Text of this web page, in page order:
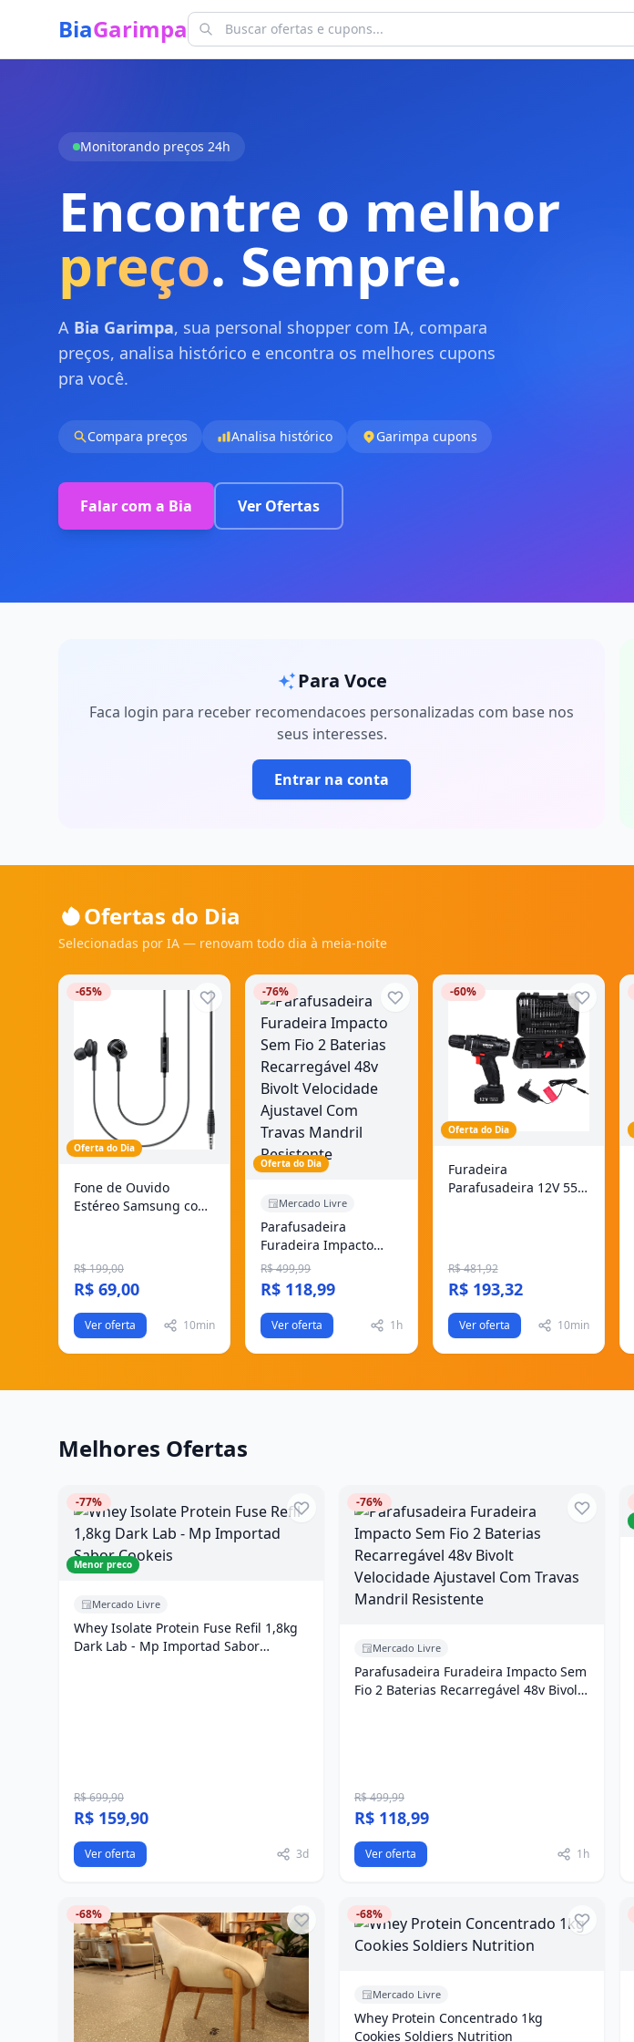
BiaGarimpa
Monitorando preços 24h
Encontre o melhor
preço. Sempre.
A Bia Garimpa, sua personal shopper com IA, compara
preços, analisa histórico e encontra os melhores cupons
pra você.
Compara preços Analisa histórico Garimpa cupons
Falar com a Bia Ver Ofertas
Para Voce
Faca login para receber recomendacoes personalizadas com base nos
seus interesses.
Entrar na conta
Ofertas do Dia
Selecionadas por IA — renovam todo dia à meia-noite
-65%
Oferta do Dia
Fone de Ouvido
Estéreo Samsung com
R$ 199,00
R$ 69,00
Ver oferta 10min
-76%
Oferta do Dia
Mercado Livre
Parafusadeira
Furadeira Impacto
Sem Fio 2 Baterias
Recarregável 48v
Bivolt Ve...
R$ 499,99
R$ 118,99
Ver oferta 1h
-60%
Oferta do Dia
Furadeira
Parafusadeira 12V 55
R$ 481,92
R$ 193,32
Ver oferta 10min
Melhores Ofertas
-77%
Menor preco
Mercado Livre
Whey Isolate Protein Fuse Refil 1,8kg
Dark Lab - Mp Importad Sabor
R$ 699,90
R$ 159,90
Ver oferta 3d
-76%
Mercado Livre
Parafusadeira Furadeira Impacto Sem
Fio 2 Baterias Recarregável 48v Bivolt
R$ 499,99
R$ 118,99
Ver oferta 1h
-68% -68%
Mercado Livre
Whey Protein Concentrado 1kg
Cookies Soldiers Nutrition